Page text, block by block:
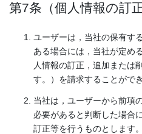
第7条（個人情報の訂
ユーザーは，当社の保有す
ある場合には，当社が定め
人情報の訂正，追加または
す。）を請求することができ
当社は，ユーザーから前項
必要があると判断した場合
訂正等を行うものとします。